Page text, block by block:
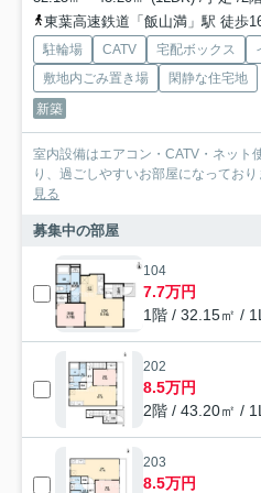
東葉高速鉄道「飯山満」駅 徒歩
駐輪場 CATV 宅配ボックス
敷地内ごみ置き場
閑静な住宅地
新築
室内設備はエアコン・CATV・ネット
り、過ごしやすいお部屋になってお
見る
募集中の部屋
104
7.7万円
1階 / 32.15㎡ /
202
8.5万円
2階 / 43.20㎡ /
203
8.5万円